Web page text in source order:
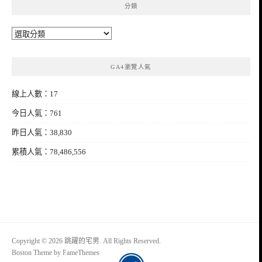
分類
分
GA4瀏覽人氣
線上人數：17
今日人氣：761
昨日人氣：38,830
累積人氣：78,486,556
Copyright © 2026 跳躍的宅男. All Rights Reserved.
Boston Theme by FameThemes